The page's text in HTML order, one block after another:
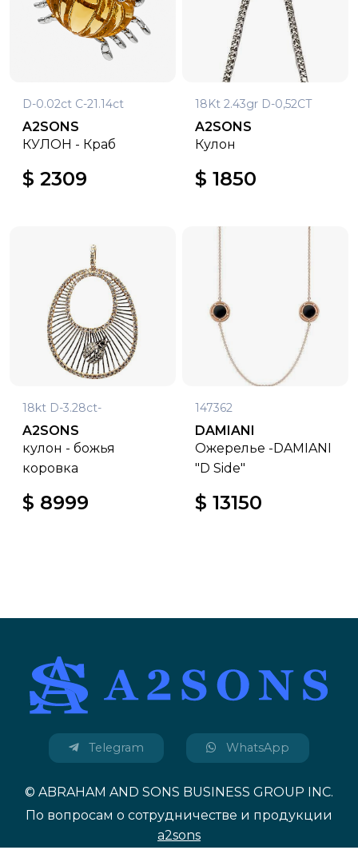
D-0.02ct C-21.14ct
A2SONS
КУЛОН - Краб
$ 2309
18Kt 2.43gr D-0,52CT
A2SONS
Кулон
$ 1850
18kt D-3.28ct-
A2SONS
кулон - божья
коровка
$ 8999
147362
DAMIANI
Ожерелье -DAMIANI
"D Side"
$ 13150
Telegram WhatsApp
© ABRAHAM AND SONS BUSINESS GROUP INC.
По вопросам о сотрудничестве и продукции
a2sons